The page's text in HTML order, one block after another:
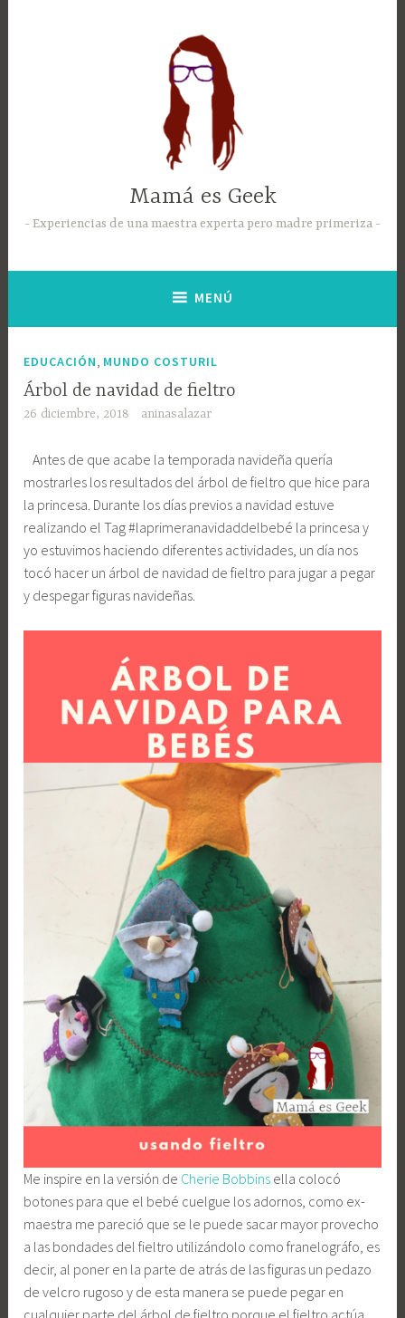
Mamá es Geek
Experiencias de una maestra experta pero madre primeriza
MENÚ
EDUCACIÓN, MUNDO COSTURIL
Árbol de navidad de fieltro
26 diciembre, 2018 aninasalazar
Antes de que acabe la temporada navideña quería
mostrarles los resultados del árbol de fieltro que hice para
la princesa. Durante los días previos a navidad estuve
realizando el Tag #laprimeranavidaddelbebé la princesa y
yo estuvimos haciendo diferentes actividades, un día nos
tocó hacer un árbol de navidad de fieltro para jugar a pegar
y despegar figuras navideñas.
Me inspire en la versión de Cherie Bobbins ella colocó
botones para que el bebé cuelgue los adornos, como ex-
maestra me pareció que se le puede sacar mayor provecho
a las bondades del fieltro utilizándolo como franelográfo, es
decir, al poner en la parte de atrás de las figuras un pedazo
de velcro rugoso y de esta manera se puede pegar en